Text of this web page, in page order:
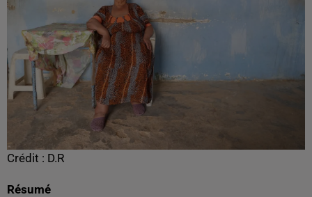
Crédit : D.R
Résumé